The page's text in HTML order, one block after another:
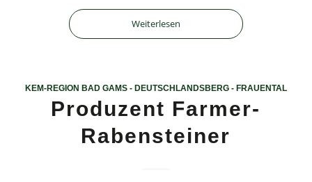
Weiterlesen
KEM-REGION BAD GAMS - DEUTSCHLANDSBERG - FRAUENTAL
Produzent Farmer-
Rabensteiner